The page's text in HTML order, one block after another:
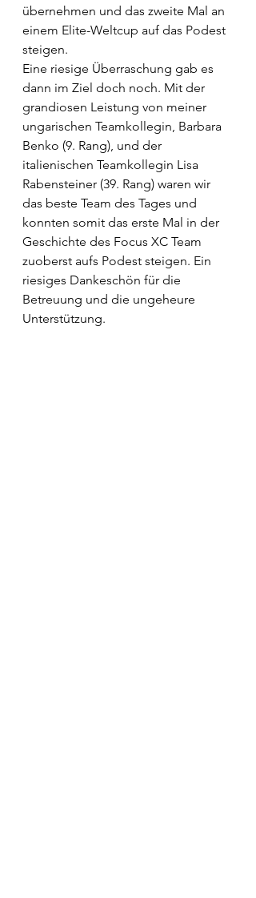
übernehmen und das zweite Mal an
einem Elite-Weltcup auf das Podest
steigen.
Eine riesige Überraschung gab es
dann im Ziel doch noch. Mit der
grandiosen Leistung von meiner
ungarischen Teamkollegin, Barbara
Benko (9. Rang), und der
italienischen Teamkollegin Lisa
Rabensteiner (39. Rang) waren wir
das beste Team des Tages und
konnten somit das erste Mal in der
Geschichte des Focus XC Team
zuoberst aufs Podest steigen. Ein
riesiges Dankeschön für die
Betreuung und die ungeheure
Unterstützung.